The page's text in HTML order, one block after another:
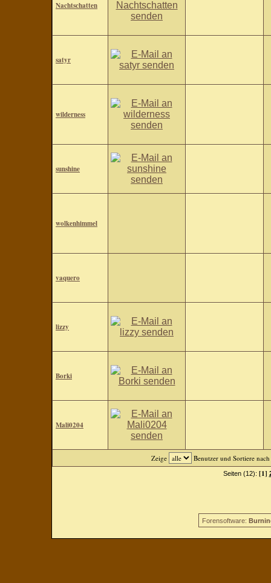
Nachtschatten
satyr
wilderness
sunshine
wolkenhimmel
vaquero
lizzy
Borki
Mali0204
Zeige Benutzer und Sortiere nach
Seiten (12): [1]
Forensoftware: